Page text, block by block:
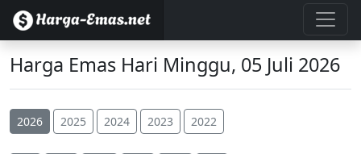
Harga Emas Hari Minggu, 05 Juli 2026
2026 2025 2024 2023 2022